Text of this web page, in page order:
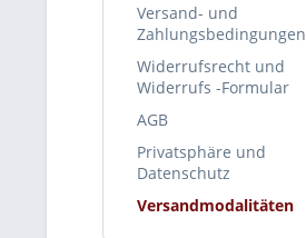
Versand- und
Zahlungsbedingungen
Widerrufsrecht und
Widerrufs -Formular
AGB
Privatsphäre und
Datenschutz
Versandmodalitäten